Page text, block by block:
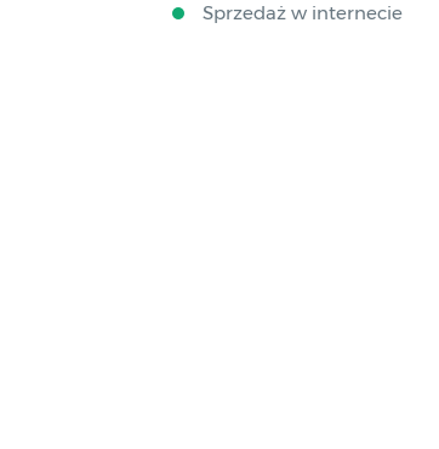
Sprzedaż w internecie